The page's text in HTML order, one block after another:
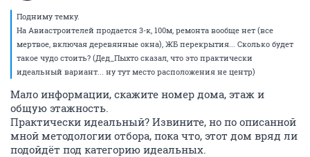
Подниму темку.
На Авиастроителей продается 3-к, 100м, ремонта вообще нет (все
мертвое, включая деревянные окна), ЖБ перекрытия... Сколько будет
такое чудо стоить? (Дед_Пыхто сказал, что это практически
идеальный вариант... ну тут место расположения не центр)
Мало информации, скажите номер дома, этаж и
общую этажность.
Практически идеальный? Извините, но по описанной
мной методологии отбора, пока что, этот дом вряд ли
подойдёт под категорию идеальных.